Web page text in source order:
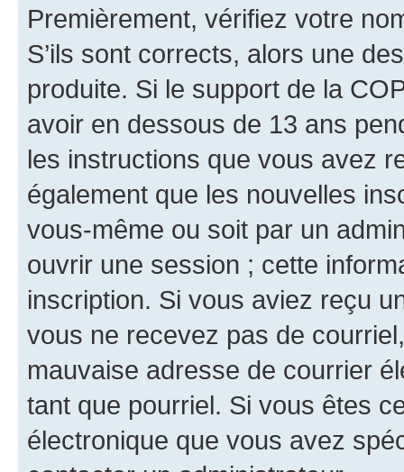
Premièrement, vérifiez votre
S’ils sont corrects, alors une
produite. Si le support de la
avoir en dessous de 13 ans
les instructions que vous avez
également que les nouvelles
vous-même ou soit par un
ouvrir une session ; cette
inscription. Si vous aviez reçu
vous ne recevez pas de
mauvaise adresse de courrier
tant que pourriel. Si vous êtes
électronique que vous avez